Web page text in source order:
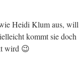
Heidi Klum aus, will
kommt sie doch
wird 😉